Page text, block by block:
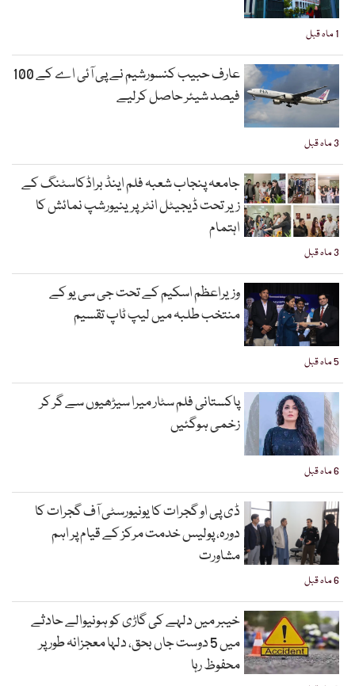
1 ماہ قبل
3 ماہ قبل
عارف حبیب کنسورشیم نے پی آئی اے کے 100
فیصد شیئر حاصل کرلیے
3 ماہ قبل
جامعہ پنجاب شعبہ فلم اینڈ براڈکاسٹنگ کے
زیر تحت ڈیجیٹل انٹرپرینیورشپ نمائش کا
اہتمام
5 ماہ قبل
وزیراعظم اسکیم کے تحت جی سی یو کے
منتخب طلبہ میں لیپ ٹاپ تقسیم
6 ماہ قبل
پاکستانی فلم سٹار میرا سیڑھیوں سے گر کر
زخمی ہوگئیں
6 ماہ قبل
ڈی پی او گجرات کا یونیورسٹی آف گجرات کا
دورہ، پولیس خدمت مرکز کے قیام پر اہم
مشاورت
خیبر میں دلہے کی گاڑی کو ہونیوالے حادثے
میں 5 دوست جاں بحق، دلہا معجزانہ طور پر
محفوظ رہا